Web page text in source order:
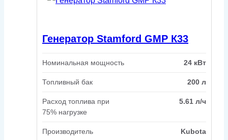
Генератор Stamford GMP К33
Номинальная мощность 24 кВт
Топливный бак 200 л
Расход топлива при
75% нагрузке
5.61 л/ч
Производитель
Kubota